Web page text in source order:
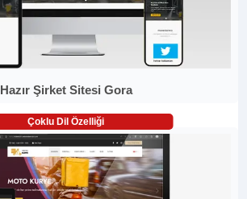
Hazır Şirket Sitesi Gora
Çoklu Dil Özelliği